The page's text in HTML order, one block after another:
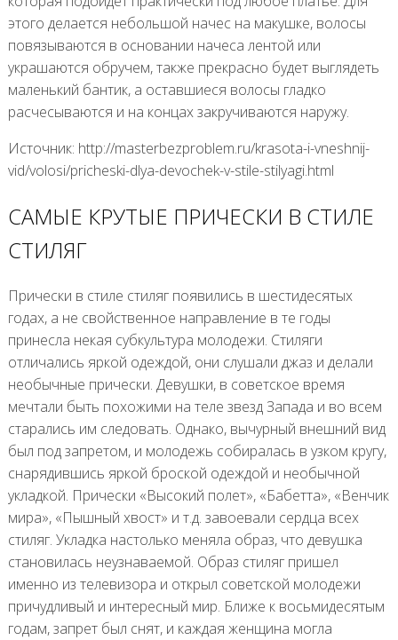
этого делается небольшой начес на макушке, волосы
повязываются в основании начеса лентой или
украшаются обручем, также прекрасно будет выглядеть
маленький бантик, а оставшиеся волосы гладко
расчесываются и на концах закручиваются наружу.
Источник: http://masterbezproblem.ru/krasota-i-vneshnij-
vid/volosi/pricheski-dlya-devochek-v-stile-stilyagi.html
САМЫЕ КРУТЫЕ ПРИЧЕСКИ В СТИЛЕ
СТИЛЯГ
Прически в стиле стиляг появились в шестидесятых
годах, а не свойственное направление в те годы
принесла некая субкультура молодежи. Стиляги
отличались яркой одеждой, они слушали джаз и делали
необычные прически. Девушки, в советское время
мечтали быть похожими на теле звезд Запада и во всем
старались им следовать. Однако, вычурный внешний вид
был под запретом, и молодежь собиралась в узком кругу,
снарядившись яркой броской одеждой и необычной
укладкой. Прически «Высокий полет», «Бабетта», «Венчик
мира», «Пышный хвост» и т.д. завоевали сердца всех
стиляг. Укладка настолько меняла образ, что девушка
становилась неузнаваемой. Образ стиляг пришел
именно из телевизора и открыл советской молодежи
причудливый и интересный мир. Ближе к восьмидесятым
годам, запрет был снят, и каждая женщина могла